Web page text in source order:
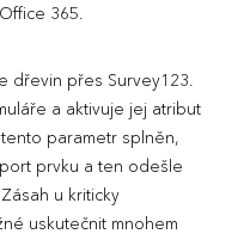
365.
dřevin přes Survey123.
a aktivuje jej atribut
parametr splněn,
prvku a ten odešle
u kriticky
uskutečnit mnohem